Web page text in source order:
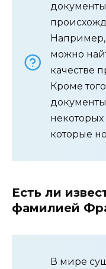
Например,
можно
качестве
Кроме
которые
Есть ли
фамилией
В мире